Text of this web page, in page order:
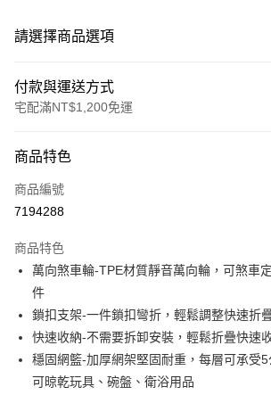
請選擇商品選項
付款與運送方式
宅配滿NT$1,200免運
信用卡一次付款
信用卡分期付款
合作金庫商業銀行
華南商業銀行
彰化商業
上海商業儲蓄銀行
國泰世華商業銀行
兆豐國際商
臺灣中小企業銀行
台中商業
匯豐（台灣）商業銀行
華泰商業銀
聯邦商業銀行
遠東國際商
元大商業銀行
6 期 0 利率 每期
華南商業銀行
上海商業儲蓄銀行
台北富邦商
國泰世華商業銀行
兆豐國際商
臺灣中小企業銀行
台中商業
匯豐（台灣）商業銀行
LINE Pay
Apple Pay
街口支付
悠遊付
商品特色
商品編號
7194288
商品特色
萬向煞車輪-TPE材質靜音萬向輪，可煞車
件
鎖扣支架-一件鎖扣彎折，輕鬆調整快速折
快速收納-不需要拆卸安裝，輕鬆折疊快速
穩固網籃-加厚網架堅固耐重，每層可承受5
可晾乾玩具、碗盤、衛浴用品